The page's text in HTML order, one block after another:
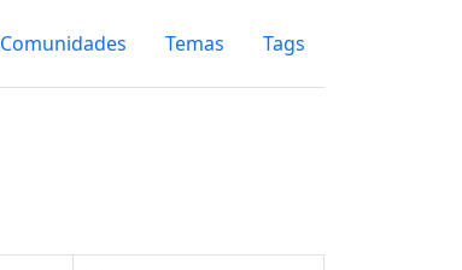
Comunidades Temas Tags